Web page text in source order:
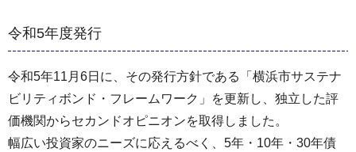
令和5年度発行
令和5年11月6日に、その発行方針である「横浜市サステナ
ビリティボンド・フレームワーク」を更新し、独立した評
価機関からセカンドオピニオンを取得しました。
幅広い投資家のニーズに応えるべく、5年・10年・30年債